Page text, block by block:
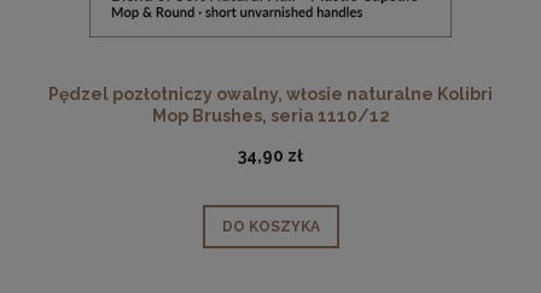
Pędzel pozłotniczy owalny, włosie naturalne Kolibri
Mop Brushes, seria 1110/12
34,90 zł
DO KOSZYKA